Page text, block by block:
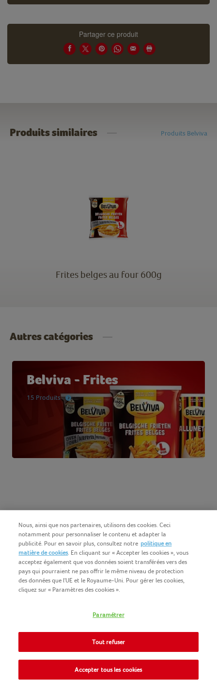
Partager ce produit
Produits similaires Produits Belviva
Frites belges au four 600g
Autres catégories
Belviva - Frites
15 Produits
COPYRIGHT IGLO 2025
CONTACTEZ NOUS
COOKIE-POLICY
NOMAD FOODS
POLITIQUE-DE-CONFIDENTIALITE
SITEMAP
Nous, ainsi que nos partenaires, utilisons des cookies. Ceci
notamment pour personnaliser le contenu et adapter la
publicité. Pour en savoir plus, consultez notre politique en
matière de cookies. En cliquant sur « Accepter les cookies », vous
acceptez également que vos données soient transférées vers des
pays qui pourraient ne pas offrir le même niveau de protection
des données que l'UE et le Royaume-Uni. Pour gérer les cookies,
cliquez sur « Paramètres des cookies ».
Paramétrer
Tout refuser
Accepter tous les cookies